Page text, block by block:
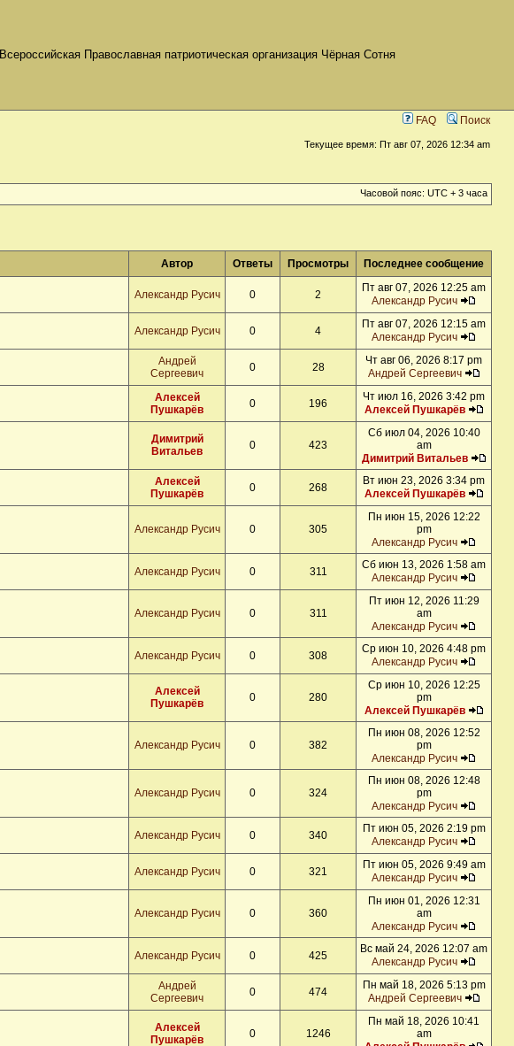
Всероссийская Православная патриотическая организация Чёрная Сотня
FAQ Поиск
Текущее время: Пт авг 07, 2026 12:34 am
Часовой пояс: UTC + 3 часа
Автор Ответы Просмотры Последнее сообщение
Александр Русич 0 2
Пт авг 07, 2026 12:25 am
Александр Русич
Александр Русич 0 4
Пт авг 07, 2026 12:15 am
Александр Русич
Андрей
Сергеевич
0 28
Чт авг 06, 2026 8:17 pm
Андрей Сергеевич
Алексей
Пушкарёв
0 196
Чт июл 16, 2026 3:42 pm
Алексей Пушкарёв
Димитрий
Витальев
0 423
Сб июл 04, 2026 10:40
am
Димитрий Витальев
Алексей
Пушкарёв
0 268
Вт июн 23, 2026 3:34 pm
Алексей Пушкарёв
Александр Русич 0 305
Пн июн 15, 2026 12:22
pm
Александр Русич
Александр Русич 0 311
Сб июн 13, 2026 1:58 am
Александр Русич
Александр Русич 0 311
Пт июн 12, 2026 11:29
am
Александр Русич
Александр Русич 0 308
Ср июн 10, 2026 4:48 pm
Александр Русич
Алексей
Пушкарёв
0 280
Ср июн 10, 2026 12:25
pm
Алексей Пушкарёв
Александр Русич 0 382
Пн июн 08, 2026 12:52
pm
Александр Русич
Александр Русич 0 324
Пн июн 08, 2026 12:48
pm
Александр Русич
Александр Русич 0 340
Пт июн 05, 2026 2:19 pm
Александр Русич
Александр Русич 0 321
Пт июн 05, 2026 9:49 am
Александр Русич
Александр Русич 0 360
Пн июн 01, 2026 12:31
am
Александр Русич
Александр Русич 0 425
Вс май 24, 2026 12:07 am
Александр Русич
Андрей
Сергеевич
0 474
Пн май 18, 2026 5:13 pm
Андрей Сергеевич
Алексей
Пушкарёв
0 1246
Пн май 18, 2026 10:41
am